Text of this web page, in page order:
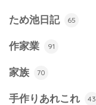
ため池日記 65
作家業 91
家族 70
手作りあれこれ 43